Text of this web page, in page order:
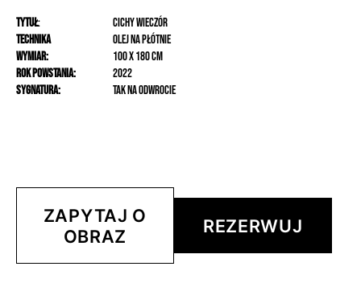
Tytuł:
Cichy wieczór
Technika
olej na płótnie
Wymiar:
100 x 180 cm
Rok powstania:
2022
Sygnatura:
tak na odwrocie
ZAPYTAJ O
OBRAZ
REZERWUJ